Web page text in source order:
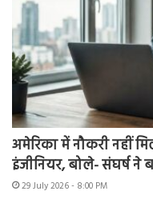
अमेरिका में नौकरी नहीं
इंजीनियर, बोले- संघर्ष
29 July 2026 - 8:00 PM